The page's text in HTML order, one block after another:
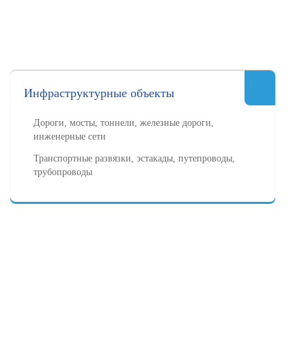
Инфраструктурные объекты
Дороги, мосты, тоннели, железные дороги,
инженерные сети
Транспортные развязки, эстакады, путепроводы,
трубопроводы